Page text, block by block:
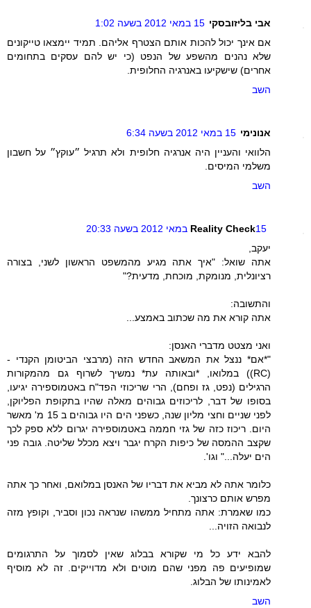
אבי בליזובסקי 15 במאי 2012 בשעה 1:02
אם אינך יכול להכות אותם הצטרף אליהם. תמיד יימצאו טייקונים
שלא נהנים מהשפע של הנפט (כי יש להם עסקים בתחומים
אחרים) שישקיעו באנרגיה החלופית.
השב
אנונימי 15 במאי 2012 בשעה 6:34
הלוואי והעניין היה אנרגיה חלופית ולא תרגיל ״עוקץ״ על חשבון
משלמי המיסים.
השב
Reality Check15 במאי 2012 בשעה 20:33
יעקב,
אתה שואל: "איך אתה מגיע מהמשפט הראשון לשני, בצורה
רציונלית, מנומקת, מוכחת, מדעית?"
והתשובה:
אתה קורא את מה שכתוב באמצע...
ואני מצטט מדברי האנסן:
"*אם* ננצל את המשאב החדש הזה (מרבצי הביטומן הקנדי -
(RC)) במלואו, *ובאותה עת* נמשיך לשרוף גם מהמקורות
הרגילים (נפט, גז ופחם), הרי שריכוזי הפד"ח באטמוספירה יגיעו,
בסופו של דבר, לריכוזים גבוהים מאלה שהיו בתקופת הפליוקן,
לפני שניים וחצי מליון שנה, כשפני הים היו גבוהים ב 15 מ' מאשר
היום. ריכוז כזה של גזי חממה באטמוספירה יגרום ללא ספק לכך
שקצב ההמסה של כיפות הקרח יגבר ויצא מכלל שליטה. גובה פני
הים יעלה..." וגו'.
כלומר אתה לא מביא את דבריו של האנסן במלואם, ואחר כך אתה
מפרש אותם כרצונך.
כמו שאמרת: אתה מתחיל ממשהו שנראה נכון וסביר, וקופץ מזה
לנבואה הזויה...
להבא ידע כל מי שקורא בבלוג שאין לסמוך על התרגומים
שמופיעים פה מפני שהם מוטים ולא מדוייקים. זה לא מוסיף
לאמינותו של הבלוג.
השב